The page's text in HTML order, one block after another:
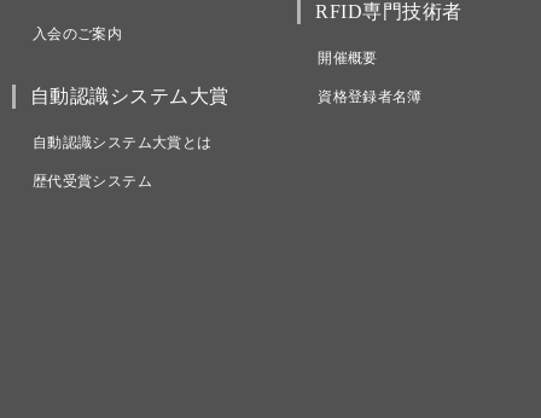
入会のご案内
自動認識システム大賞
自動認識システム大賞とは
歴代受賞システム
RFID専門技術者
開催概要
資格登録者名簿